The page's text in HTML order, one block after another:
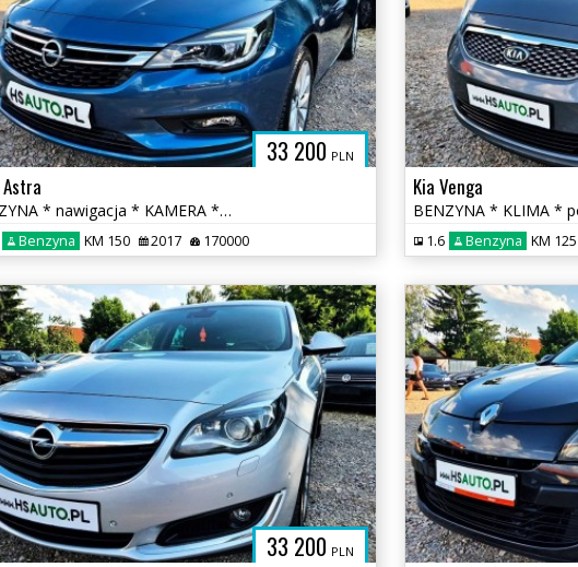
33 200 PLN
BENZYNA * nawigacja * KAMERA * atrakcyjny wygląd * OKAZJA
Benzyna KM 150 2017 170000
Kia Venga
1.6 Benzyna KM 125
33 200 PLN